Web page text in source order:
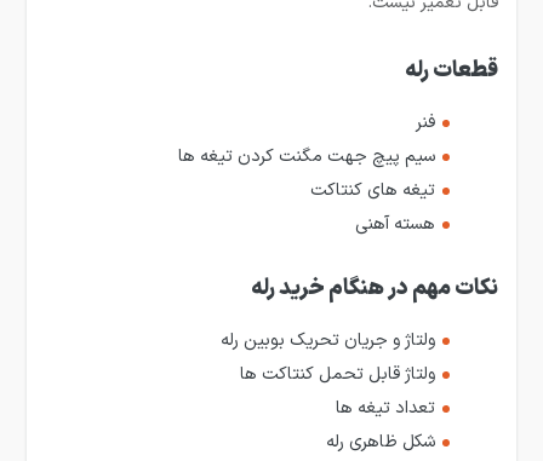
قطعات رله
فنر
سیم پیچ جهت مگنت کردن تیغه ها
تیغه های کنتاکت
هسته آهنی
نکات مهم در هنگام خرید رله
ولتاژ و جریان تحریک بوبین رله
ولتاژ قابل تحمل کنتاکت ها
تعداد تیغه ها
شکل ظاهری رله